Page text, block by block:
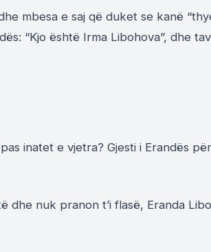
mbesa e saj që duket se kanë
“Kjo është Irma Libohova”, dhe
dhe nuk pranon t’i flasë, Eranda